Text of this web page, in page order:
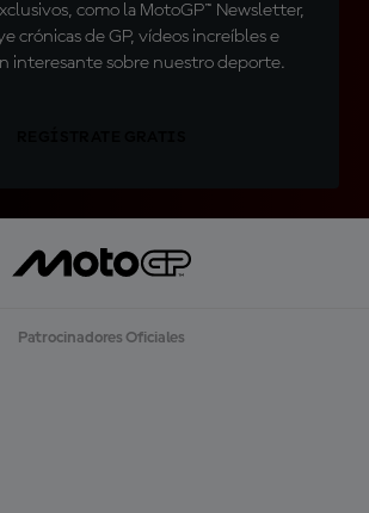
como la MotoGP™ Newsletter,
crónicas de GP, vídeos increíbles e
interesante sobre nuestro deporte.
Patrocinadores Oficiales